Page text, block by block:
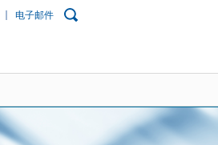
电子邮件